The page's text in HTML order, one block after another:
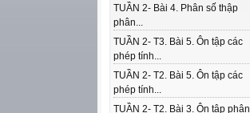
TUẦN 2- Bài 4. Phân số thập
phân...
TUẦN 2- T3. Bài 5. Ôn tập các
phép tính...
TUẦN 2- T2. Bài 5. Ôn tập các
phép tính...
TUẦN 2- T2. Bài 3. Ôn tập phân